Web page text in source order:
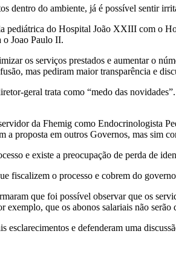
dentro do ambiente, já é possível sentir
pediátrica do Hospital João XXIII com o
o Joao Paulo II.
os serviços prestados e aumentar o
mas pediram maior transparência e
geral trata como “medo das
da Fhemig como Endocrinologista
a proposta em outros Governos, mas sim
e existe a preocupação de perda de
fiscalizem o processo e cobrem do
que foi possível observar que os
que os abonos salariais não serão
esclarecimentos e defenderam uma